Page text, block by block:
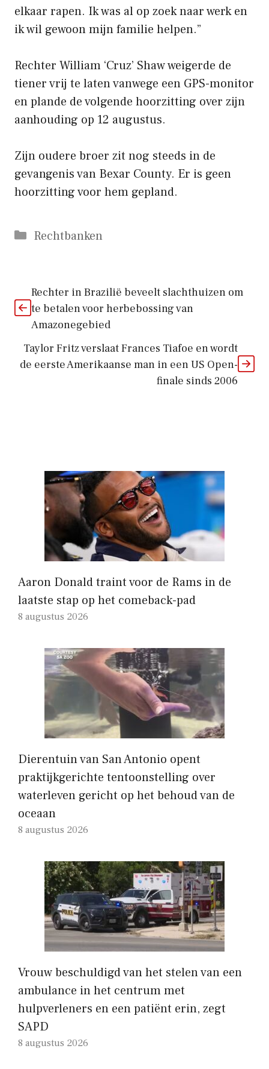
elkaar rapen. Ik was al op zoek naar werk en
ik wil gewoon mijn familie helpen.”
Rechter William ‘Cruz’ Shaw weigerde de
tiener vrij te laten vanwege een GPS-monitor
en plande de volgende hoorzitting over zijn
aanhouding op 12 augustus.
Zijn oudere broer zit nog steeds in de
gevangenis van Bexar County. Er is geen
hoorzitting voor hem gepland.
Categorieën
Rechtbanken
Rechter in Brazilië beveelt slachthuizen om
te betalen voor herbebossing van
Amazonegebied
Taylor Fritz verslaat Frances Tiafoe en wordt
de eerste Amerikaanse man in een US Open-
finale sinds 2006
Aaron Donald traint voor de Rams in de
laatste stap op het comeback-pad
8 augustus 2026
Dierentuin van San Antonio opent
praktijkgerichte tentoonstelling over
waterleven gericht op het behoud van de
oceaan
8 augustus 2026
Vrouw beschuldigd van het stelen van een
ambulance in het centrum met
hulpverleners en een patiënt erin, zegt
SAPD
8 augustus 2026